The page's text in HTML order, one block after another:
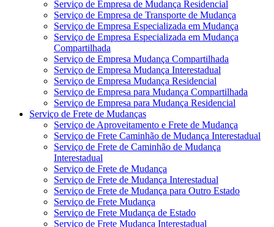
Serviço de Empresa de Mudança Residencial
Serviço de Empresa de Transporte de Mudança
Serviço de Empresa Especializada em Mudança
Serviço de Empresa Especializada em Mudança
Compartilhada
Serviço de Empresa Mudança Compartilhada
Serviço de Empresa Mudança Interestadual
Serviço de Empresa Mudança Residencial
Serviço de Empresa para Mudança Compartilhada
Serviço de Empresa para Mudança Residencial
Serviço de Frete de Mudanças
Serviço de Aproveitamento e Frete de Mudança
Serviço de Frete Caminhão de Mudança Interestadual
Serviço de Frete de Caminhão de Mudança
Interestadual
Serviço de Frete de Mudança
Serviço de Frete de Mudança Interestadual
Serviço de Frete de Mudança para Outro Estado
Serviço de Frete Mudança
Serviço de Frete Mudança de Estado
Serviço de Frete Mudança Interestadual